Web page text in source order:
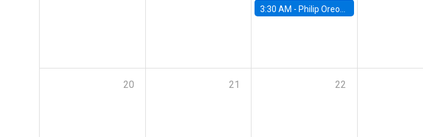
3:30 AM - Philip Oreopolous, University of Toronto
20 21 22